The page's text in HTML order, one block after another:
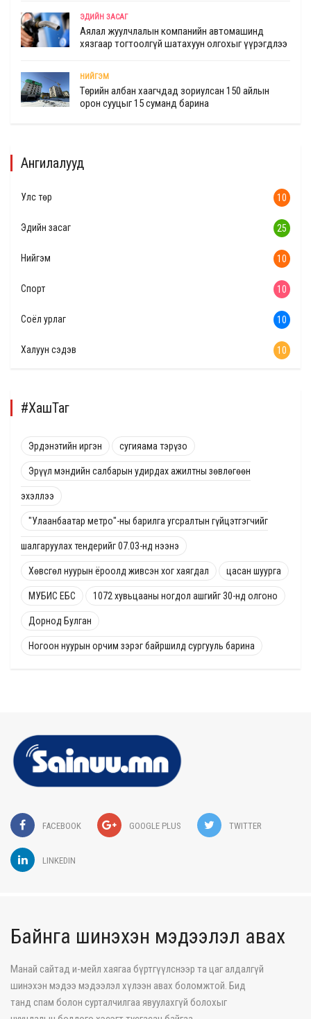
ЭДИЙН ЗАСАГ
Аялал жуулчлалын компанийн автомашинд
хязгаар тогтоолгүй шатахуун олгохыг үүрэгдлээ
НИЙГЭМ
Төрийн албан хаагчдад зориулсан 150 айлын
орон сууцыг 15 суманд барина
Ангилалууд
Улс төр 10
Эдийн засаг 25
Нийгэм 10
Спорт 10
Соёл урлаг 10
Халуун сэдэв 10
#ХашТаг
Эрдэнэтийн иргэн сугияама тэрүзо
Эрүүл мэндийн салбарын удирдах ажилтны зөвлөгөөн
эхэллээ
"Улаанбаатар метро"-ны барилга угсралтын гүйцэтгэгчийг
шалгаруулах тендерийг 07.03-нд нээнэ
Хөвсгөл нуурын ёроолд живсэн хог хаягдал цасан шуурга
МУБИС ЕБС 1072 хувьцааны ногдол ашгийг 30-нд олгоно
Дорнод Булган
Ногоон нуурын орчим зэрэг байршилд сургууль барина
FACEBOOK GOOGLE PLUS TWITTER
LINKEDIN
Байнга шинэхэн мэдээлэл авах
Манай сайтад и-мейл хаягаа бүртгүүлснээр та цаг алдалгүй
шинэхэн мэдээ мэдээлэл хүлээн авах боломжтой. Бид
танд спам болон сурталчилгаа явуулахгүй болохыг